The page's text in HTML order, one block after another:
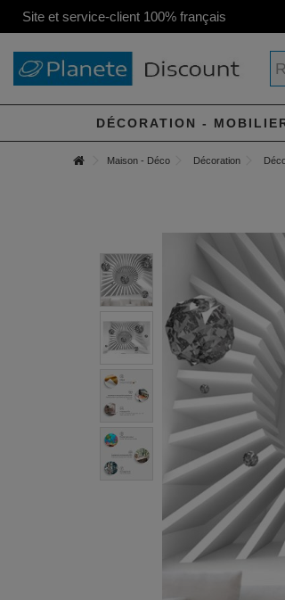
Site et service-client 100% français
DÉCORATION -
Maison - Déco Décoration